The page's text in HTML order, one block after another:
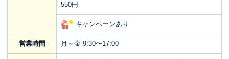
550円
キャンペーンあり
営業時間 月～金 9:30〜17:00